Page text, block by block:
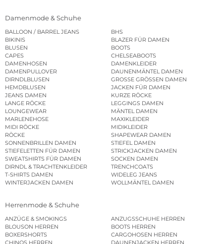
Damenmode & Schuhe
BALLOON / BARREL JEANS
BHS
BIKINIS
BLAZER FÜR DAMEN
BLUSEN
BOOTS
CAPES
CHELSEABOOTS
DAMENHOSEN
DAMENKLEIDER
DAMENPULLOVER
DAUNENMÄNTEL DAMEN
DIRNDLBLUSEN
GROSSE GRÖSSEN DAMEN
HEMDBLUSEN
JACKEN FÜR DAMEN
JEANS DAMEN
KURZE RÖCKE
LANGE RÖCKE
LEGGINGS DAMEN
LOUNGEWEAR
MÄNTEL DAMEN
MARLENEHOSE
MAXIKLEIDER
MIDI RÖCKE
MIDIKLEIDER
RÖCKE
SHAPEWEAR DAMEN
SONNENBRILLEN DAMEN
STIEFEL DAMEN
STIEFELETTEN FÜR DAMEN
STRICKJACKEN DAMEN
SWEATSHIRTS FÜR DAMEN
SOCKEN DAMEN
DIRNDL & TRACHTENKLEIDER
TRENCHCOATS
T-SHIRTS DAMEN
WIDELEG JEANS
WINTERJACKEN DAMEN
WOLLMÄNTEL DAMEN
Herrenmode & Schuhe
ANZÜGE & SMOKINGS
ANZUGSSCHUHE HERREN
BLOUSON HERREN
BOOTS HERREN
BOXERSHORTS
CARGOHOSEN HERREN
CHINOS HERREN
DAUNENJACKEN HERREN